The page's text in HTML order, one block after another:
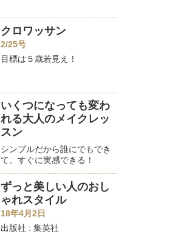
クロワッサン
2/25号
目標は５歳若見え！
いくつになっても変わ
れる大人のメイクレッ
スン
シンプルだから誰にでもでき
て、すぐに実感できる！
ずっと美しい人のおし
ゃれスタイル
18年4月2日
出版社 : 集英社